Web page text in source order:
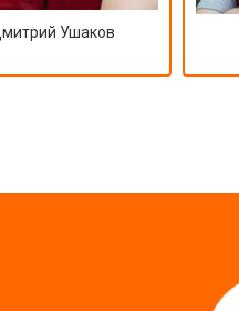
Ушаков